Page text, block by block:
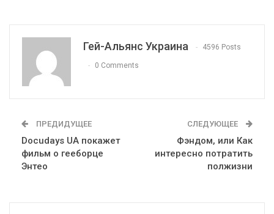
Гей-Альянс Украина 4596 Posts
0 Comments
ПРЕДИДУЩЕЕ
Docudays UA покажет
фильм о гееборце
Энтео
СЛЕДУЮЩЕЕ
Фэндом, или Как
интересно потратить
полжизни